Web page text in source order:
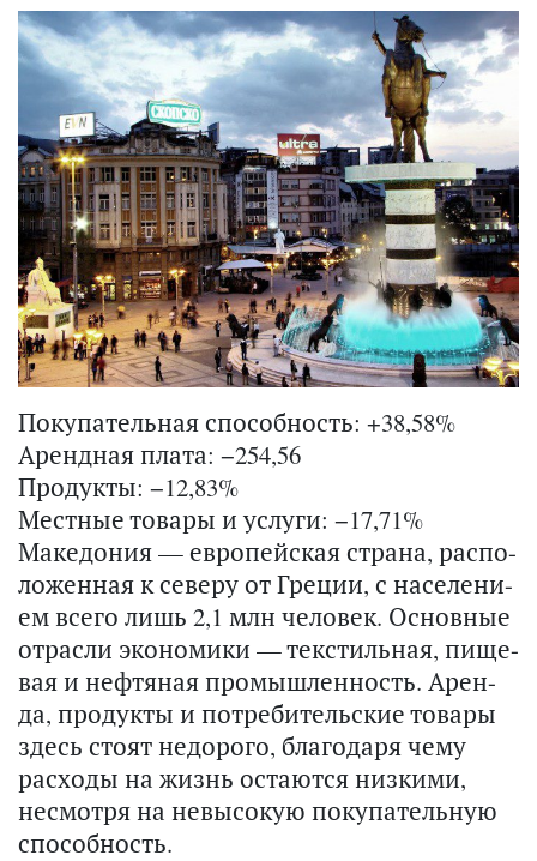
Покупательная способность: +38,58%
Арендная плата: −254,56
Продукты: −12,83%
Местные товары и услуги: −17,71%
Ма­ке­до­ния — ев­ро­пей­ская стра­на, рас­по­
ло­жен­ная к се­ве­ру от Гре­ции, с на­се­ле­ни­
ем всего лишь 2,1 млн че­ло­век. Ос­нов­ные
от­рас­ли эко­но­ми­ки — тек­стиль­ная, пи­ще­
вая и неф­тя­ная про­мыш­лен­ность. Арен­
да, про­дук­ты и по­тре­би­тель­ские то­ва­ры
здесь стоят недо­ро­го, бла­го­да­ря чему
рас­хо­ды на жизнь оста­ют­ся низ­кими,
несмот­ря на невы­со­кую по­ку­па­тель­ную
спо­соб­ность.